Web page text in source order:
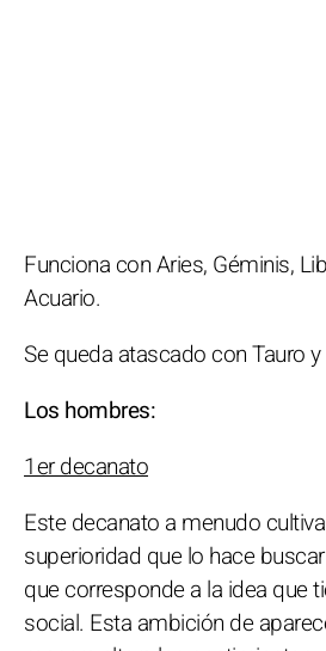
Funciona con Aries, Géminis,
Acuario.
Se queda atascado con Tauro
Los hombres:
1er decanato
Este decanato a menudo
superioridad que lo hace
que corresponde a la idea que
social. Esta ambición de